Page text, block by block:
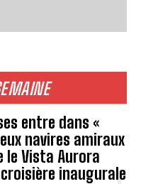
entre dans «
navires amiraux
le Vista Aurora
inaugurale